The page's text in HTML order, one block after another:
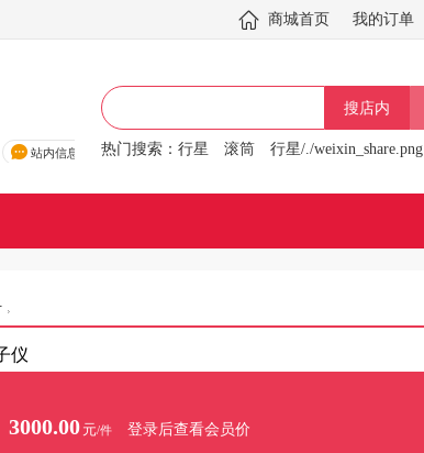
商城首页 我的订单
站内信息
搜店内
热门搜索：行星 滚筒 行星/./weixin_share.png
仪
3000.00 元 登录后查看会员价